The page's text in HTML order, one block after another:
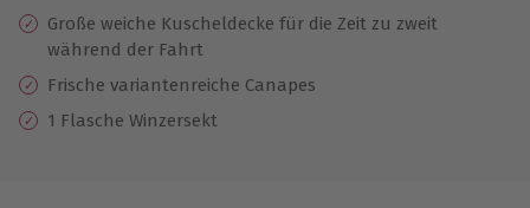
Große weiche Kuscheldecke für die Zeit zu zweit
während der Fahrt
Frische variantenreiche Canapes
1 Flasche Winzersekt